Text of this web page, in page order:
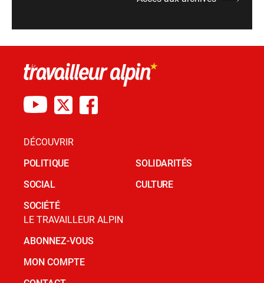
DÉCOUVRIR
POLITIQUE
SOCIAL
SOCIÉTÉ
SOLIDARITÉS
CULTURE
LE TRAVAILLEUR ALPIN
ABONNEZ-VOUS
MON COMPTE